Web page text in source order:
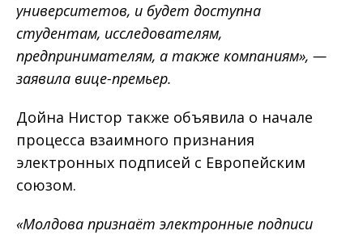
университетов, и будет доступна
студентам, исследователям,
предпринимателям, а также компаниям», —
заявила вице-премьер.
Дойна Нистор также объявила о начале
процесса взаимного признания
электронных подписей с Европейским
союзом.
«Молдова признаёт электронные подписи